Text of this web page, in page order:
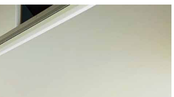
ラリー【本店】
ラリー
ラインストア
タログ